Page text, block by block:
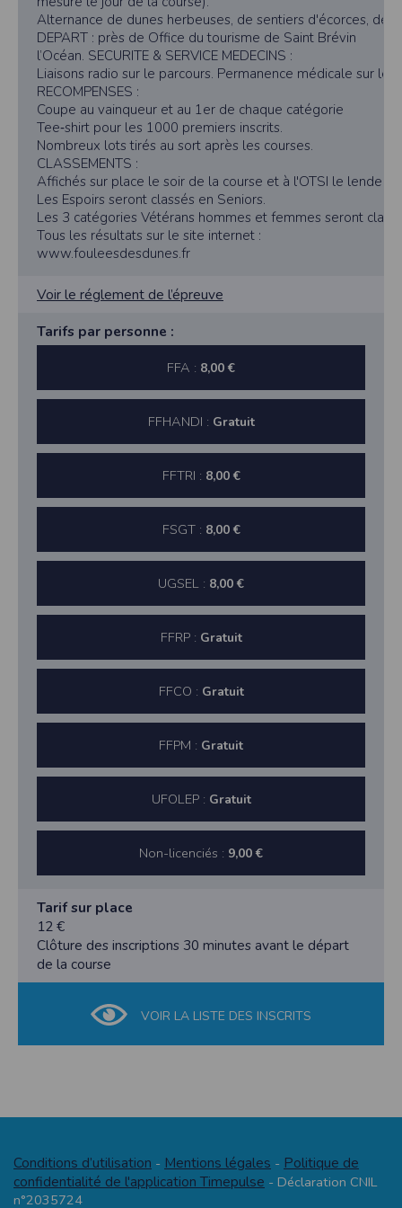
Alternance de dunes herbeuses, de sentiers d'écorces, de
DEPART : près de Office du tourisme de Saint Brévin
l’Océan. SECURITE & SERVICE MEDECINS :
Liaisons radio sur le parcours. Permanence médicale sur le
RECOMPENSES :
Coupe au vainqueur et au 1er de chaque catégorie
Tee‐shirt pour les 1000 premiers inscrits.
Nombreux lots tirés au sort après les courses.
CLASSEMENTS :
Affichés sur place le soir de la course et à l'OTSI le
Les Espoirs seront classés en Seniors.
Les 3 catégories Vétérans hommes et femmes seront
Tous les résultats sur le site internet :
www.fouleesdesdunes.fr
Voir le réglement de l’épreuve
Tarifs par personne :
FFA : 8,00 €
FFHANDI : Gratuit
FFTRI : 8,00 €
FSGT : 8,00 €
UGSEL : 8,00 €
FFRP : Gratuit
FFCO : Gratuit
FFPM : Gratuit
UFOLEP : Gratuit
Non-licenciés : 9,00 €
Tarif sur place
12 €
Clôture des inscriptions 30 minutes avant le départ
de la course
VOIR LA LISTE DES INSCRITS
Conditions d’utilisation - Mentions légales - Politique de
confidentialité de l'application Timepulse - Déclaration CNIL
n°2035724